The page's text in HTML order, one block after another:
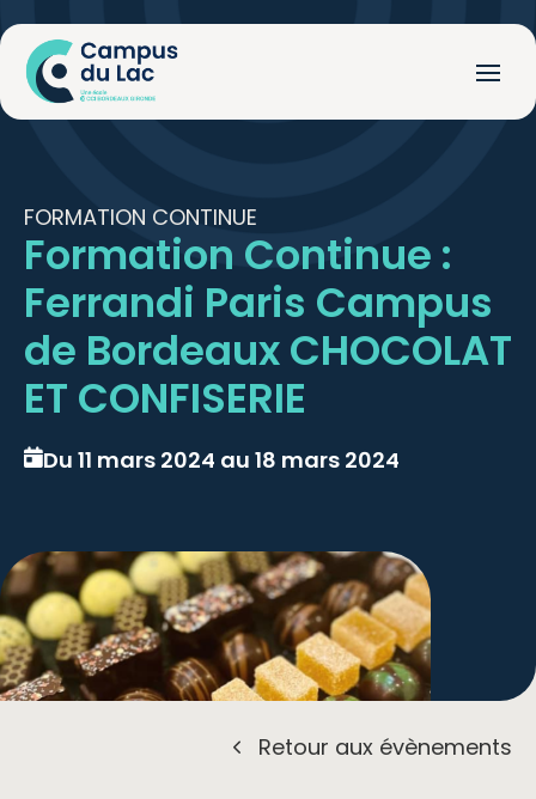
FORMATION CONTINUE
Formation Continue :
Ferrandi Paris Campus
de Bordeaux CHOCOLAT
ET CONFISERIE
Du 11 mars 2024 au 18 mars 2024
Retour aux évènements